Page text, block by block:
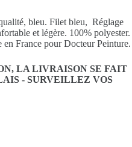
bleu. Filet bleu, Réglage
et légère. 100% polyester.
en France pour Docteur Peinture.
LA LIVRAISON SE FAIT
- SURVEILLEZ VOS